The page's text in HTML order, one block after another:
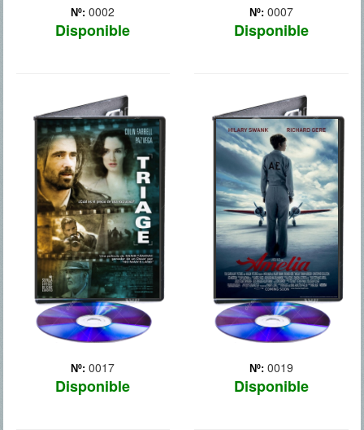
Nº: 0002
Disponible
Nº: 0007
Disponible
Nº: 0017
Disponible
TRIAGE
Nº: 0019
Disponible
AMELIA